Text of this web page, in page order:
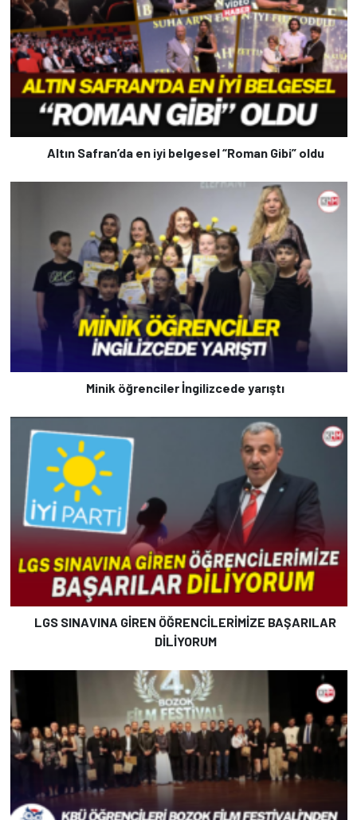
Altın Safran’da en iyi belgesel “Roman Gibi” oldu
Minik öğrenciler İngilizcede yarıştı
LGS SINAVINA GİREN ÖĞRENCİLERİMİZE BAŞARILAR
DİLİYORUM